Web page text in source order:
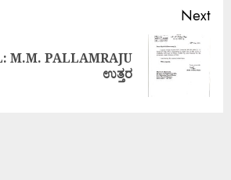
Next
M.M. PALLAMRAJU
ಉತ್ತರ